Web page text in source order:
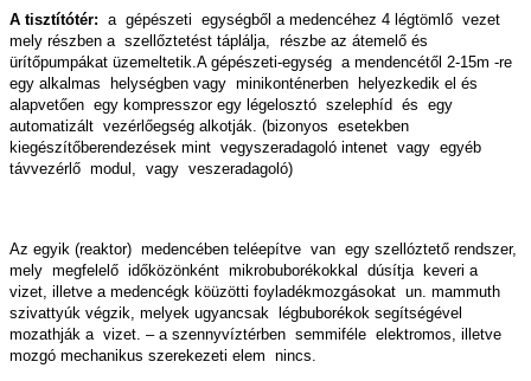
A tisztítótér: a gépészeti egységből a medencéhez 4 légtömlő vezet
mely részben a szellőztetést táplálja, részbe az átemelő és
ürítőpumpákat üzemeltetik.A gépészeti-egység a mendencétől 2-15m -re
egy alkalmas helységben vagy minikonténerben helyezkedik el és
alapvetően egy kompresszor egy légelosztó szelephíd és egy
automatizált vezérlőegség alkotják. (bizonyos esetekben
kiegészítőberendezések mint vegyszeradagoló intenet vagy egyéb
távvezérlő modul, vagy veszeradagoló)
Az egyik (reaktor) medencében teléepítve van egy szellóztető rendszer,
mely megfelelő időközönként mikrobuborékokkal dúsítja keveri a
vizet, illetve a medencégk köüzötti foyladékmozgásokat un. mammuth
szivattyúk végzik, melyek ugyancsak légbuborékok segítségével
mozathják a vizet. – a szennyvíztérben semmiféle elektromos, illetve
mozgó mechanikus szerekezeti elem nincs.